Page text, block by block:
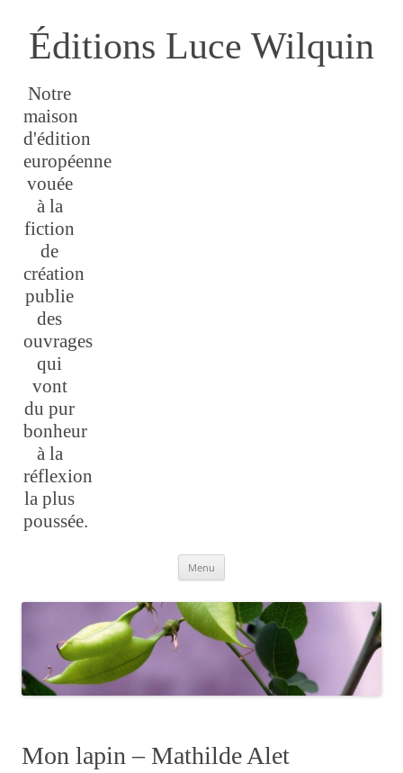
Éditions Luce Wilquin
Notre
maison
d'édition
européenne
vouée
à la
fiction
de
création
publie
des
ouvrages
qui
vont
du pur
bonheur
à la
réflexion
la plus
poussée.
Menu
Mon lapin – Mathilde Alet